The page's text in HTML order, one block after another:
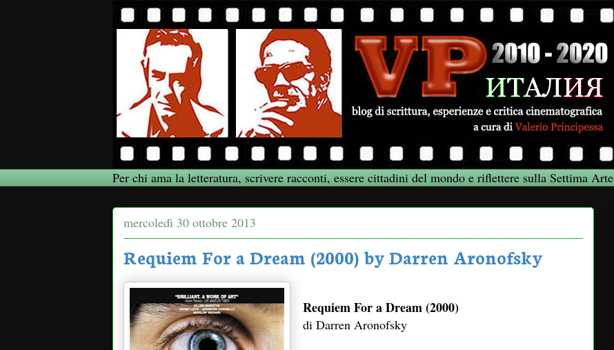
Per chi ama la letteratura, scrivere racconti, essere cittadini del mondo e riflettere sulla Settima Arte
mercoledì 30 ottobre 2013
Requiem For a Dream (2000) by Darren Aronofsky
Requiem For a Dream (2000)
di Darren Aronofsky